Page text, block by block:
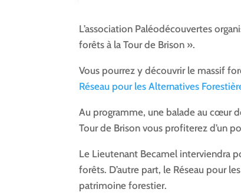
L’association Paléodécouvertes
forêts à la Tour de Brison ».
Vous pourrez y découvrir le massif
Réseau pour les Alternatives
Au programme, une balade au cœur
Tour de Brison vous profiterez d’un
Le Lieutenant Becamel interviendra
forêts. D’autre part, le Réseau pour
patrimoine forestier.